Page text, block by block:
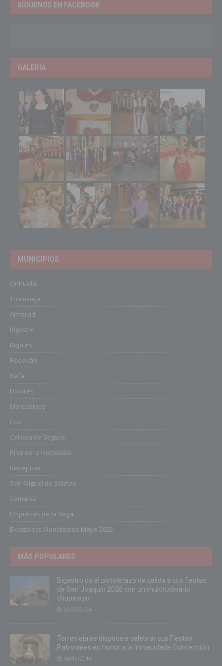
SÍGUENOS EN FACEBOOK
GALERIA
MUNICIPIOS
Orihuela
Torrevieja
Almoradí
Bigastro
Rojales
Redován
Rafal
Dolores
Montesinos
Cox
Callosa de Segura
Pilar de la Horadada
Benejuzar
San Miguel de Salinas
Comarca
Empresas de la Vega
Elecciones Municipales Mayo 2023
MÁS POPULARES
Bigastro da el pistoletazo de salida a sus fiestas
de San Joaquín 2026 con un multitudinario
chupinazo
09/08/2026
Torrevieja se dispone a celebrar sus Fiestas
Patronales en honor a la Inmaculada Concepción
16/12/2014